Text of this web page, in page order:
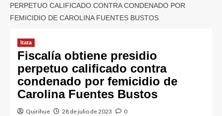
PERPETUO CALIFICADO CONTRA CONDENADO POR
FEMICIDIO DE CAROLINA FUENTES BUSTOS
Itata
Fiscalía obtiene presidio
perpetuo calificado contra
condenado por femicidio de
Carolina Fuentes Bustos
Quirihue 28 de julio de 2023 0